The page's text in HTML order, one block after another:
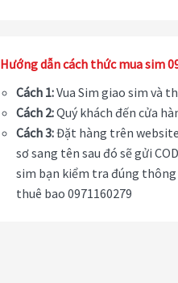
Hướng dẫn cách thức mua sim
Cách 1:Vua Sim giao sim và
Cách 2:Quý khách đến cửa
Cách 3:Đặt hàng trên
sơ sang tên sau đó sẽ gửi
sim bạn kiểm tra đúng thông
thuê bao 0971160279